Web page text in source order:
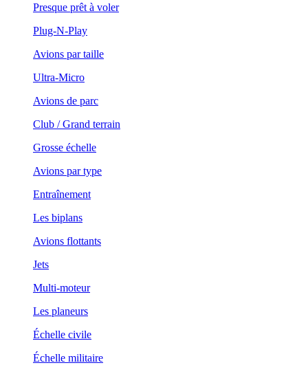
Presque prêt à voler
Plug-N-Play
Avions par taille
Ultra-Micro
Avions de parc
Club / Grand terrain
Grosse échelle
Avions par type
Entraînement
Les biplans
Avions flottants
Jets
Multi-moteur
Les planeurs
Échelle civile
Échelle militaire